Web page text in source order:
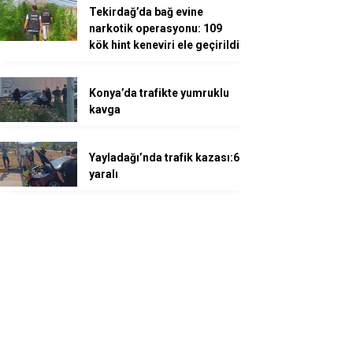
Tekirdağ’da bağ evine
narkotik operasyonu: 109
kök hint keneviri ele geçirildi
Konya’da trafikte yumruklu
kavga
Yayladağı’nda trafik kazası:6
yaralı